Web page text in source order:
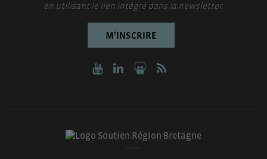
en utilisant le lien intégré dans la newsletter.
M’INSCRIRE